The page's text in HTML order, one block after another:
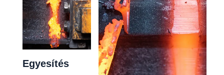
Egyesítés